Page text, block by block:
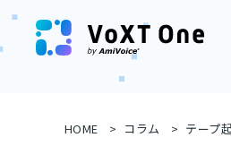
HOME コラム テープ